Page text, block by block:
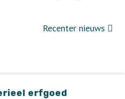
Recenter nieuws
erfgoed